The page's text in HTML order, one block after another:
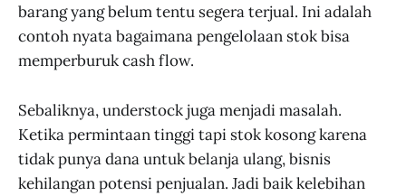
barang yang belum tentu segera terjual. Ini adalah
contoh nyata bagaimana pengelolaan stok bisa
memperburuk cash flow.
Sebaliknya, understock juga menjadi masalah.
Ketika permintaan tinggi tapi stok kosong karena
tidak punya dana untuk belanja ulang, bisnis
kehilangan potensi penjualan. Jadi baik kelebihan